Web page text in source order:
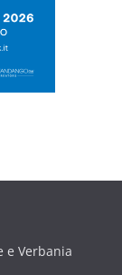
e Verbania